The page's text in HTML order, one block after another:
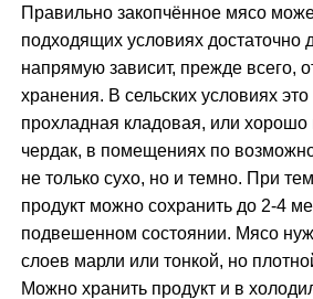
Правильно закопчённое мясо
подходящих условиях достаточно
напрямую зависит, прежде всего,
хранения. В сельских условиях
прохладная кладовая, или
чердак, в помещениях по
не только сухо, но и темно. При
продукт можно сохранить до 2-4
подвешенном состоянии. Мясо
слоев марли или тонкой, но
Можно хранить продукт и в